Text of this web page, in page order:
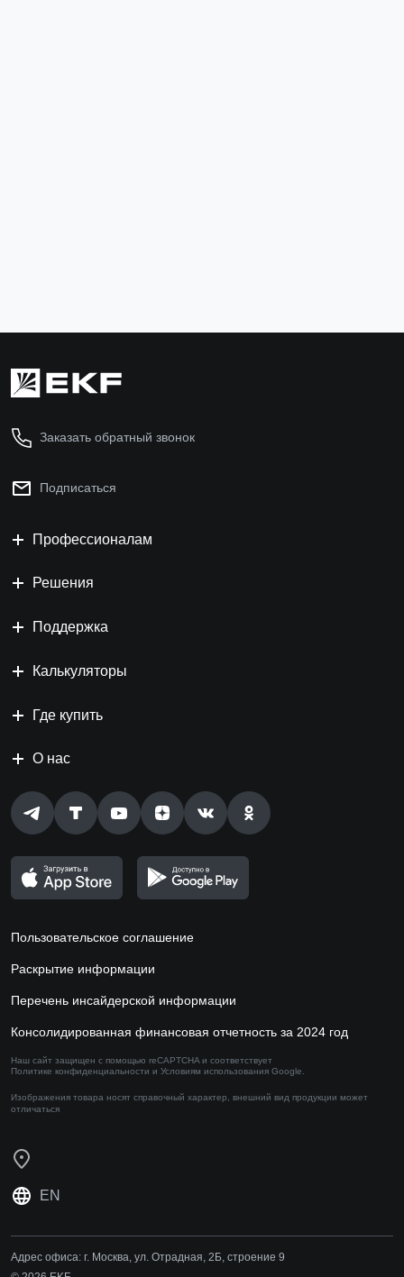
Заказать обратный звонок
Подписаться
Профессионалам
Решения
Поддержка
Калькуляторы
Где купить
О нас
Пользовательское соглашение
Раскрытие информации
Перечень инсайдерской информации
Консолидированная финансовая отчетность за 2024 год
Наш сайт защищен с помощью reCAPTCHA и соответствует
Политике конфиденциальности и Условиям использования Google.
Изображения товара носят справочный характер, внешний вид продукции может
отличаться
EN
Адрес офиса: г. Москва, ул. Отрадная, 2Б, строение 9